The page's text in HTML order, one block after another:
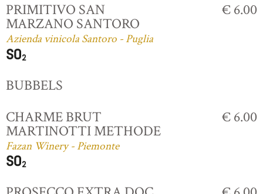
PRIMITIVO SAN
MARZANO SANTORO
Azienda vinicola Santoro - Puglia
€ 6.00
BUBBELS
CHARME BRUT
MARTINOTTI METHODE
Fazan Winery - Piemonte
€ 6.00